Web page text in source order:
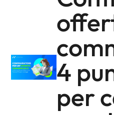
4
per